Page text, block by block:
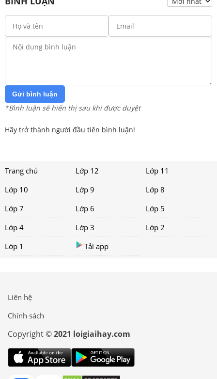
Gửi bình luận
*Bình luận sẽ hiển thị sau khi được duyệt
Hãy trở thành người đầu tiên bình luận!
Trang chủ Lớp 12
Lớp 11
Lớp 10
Lớp 9
Lớp 8
Lớp 7
Lớp 6
Lớp 5
Lớp 4
Lớp 3
Lớp 2
Lớp 1
Tải app
Liên hệ
Chính sách
Copyright ©2021 loigiaihay.com